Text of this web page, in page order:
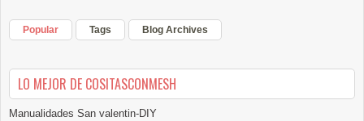
Popular Tags Blog Archives
LO MEJOR DE COSITASCONMESH
Manualidades San valentin-DIY